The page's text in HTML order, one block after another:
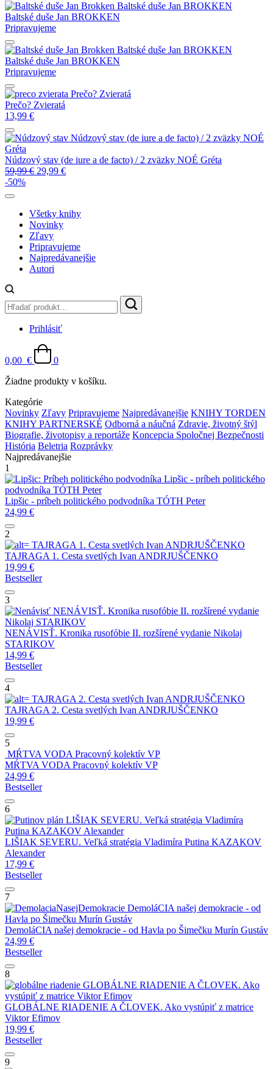
Baltské duše Jan BROKKEN
Baltské duše Jan BROKKEN
Pripravujeme
Baltské duše Jan BROKKEN
Baltské duše Jan BROKKEN
Pripravujeme
Prečo? Zvieratá
Prečo? Zvieratá
13,99 €
Núdzový stav (de iure a de facto) / 2 zväzky NOÉ
Gréta
Núdzový stav (de iure a de facto) / 2 zväzky NOÉ Gréta
59,99€ 29,99 €
-50%
Všetky knihy
Novinky
Zľavy
Pripravujeme
Najpredávanejšie
Autori
Prihlásiť
0,00 €
0
Žiadne produkty v košíku.
Kategórie
Novinky Zľavy Pripravujeme Najpredávanejšie KNIHY TORDEN
KNIHY PARTNERSKÉ Odborná a náučná Zdravie, životný štýl
Biografie, životopisy a reportáže Koncepcia Spoločnej Bezpečnosti
História Beletria Rozprávky
Najpredávanejšie
1
Lipšic - príbeh politického
podvodníka TÓTH Peter
Lipšic - príbeh politického podvodníka TÓTH Peter
24,99 €
2
TAJRAGA 1. Cesta svetlých Ivan ANDRJUŠČENKO
TAJRAGA 1. Cesta svetlých Ivan ANDRJUŠČENKO
19,99 €
Bestseller
3
NENÁVISŤ. Kronika rusofóbie II. rozšírené vydanie
Nikolaj STARIKOV
NENÁVISŤ. Kronika rusofóbie II. rozšírené vydanie Nikolaj
STARIKOV
14,99 €
Bestseller
4
TAJRAGA 2. Cesta svetlých Ivan ANDRJUŠČENKO
TAJRAGA 2. Cesta svetlých Ivan ANDRJUŠČENKO
19,99 €
5
MŔTVA VODA Pracovný kolektív VP
MŔTVA VODA Pracovný kolektív VP
24,99 €
Bestseller
6
LIŠIAK SEVERU. Veľká stratégia Vladimíra
Putina KAZAKOV Alexander
LIŠIAK SEVERU. Veľká stratégia Vladimíra Putina KAZAKOV
Alexander
17,99 €
Bestseller
7
DemoláCIA našej demokracie - od
Havla po Šimečku Murín Gustáv
DemoláCIA našej demokracie - od Havla po Šimečku Murín Gustáv
24,99 €
Bestseller
8
GLOBÁLNE RIADENIE A ČLOVEK. Ako
vystúpiť z matrice Viktor Efimov
GLOBÁLNE RIADENIE A ČLOVEK. Ako vystúpiť z matrice
Viktor Efimov
19,99 €
Bestseller
9